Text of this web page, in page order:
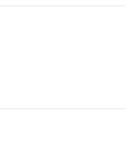
弘